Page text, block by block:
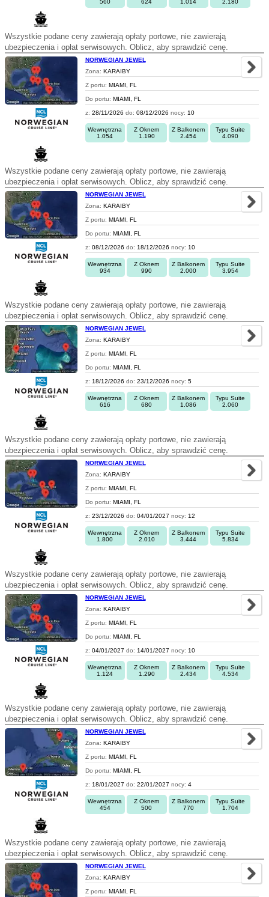
560 624 1.014 2.180
Wszystkie podane ceny zawierają opłaty portowe, nie zawierają
ubezpieczenia i opłat serwisowych. Oblicz, aby sprawdzić cenę.
NORWEGIAN JEWEL
Zona: KARAIBY
Z portu: MIAMI, FL
Do portu: MIAMI, FL
z: 28/11/2026 do: 08/12/2026 nocy: 10
Wewnętrzna
1.054
Z Oknem
1.190
Z Balkonem
2.454
Typu Suite
4.090
Wszystkie podane ceny zawierają opłaty portowe, nie zawierają
ubezpieczenia i opłat serwisowych. Oblicz, aby sprawdzić cenę.
NORWEGIAN JEWEL
Zona: KARAIBY
Z portu: MIAMI, FL
Do portu: MIAMI, FL
z: 08/12/2026 do: 18/12/2026 nocy: 10
Wewnętrzna
934
Z Oknem
990
Z Balkonem
2.000
Typu Suite
3.954
Wszystkie podane ceny zawierają opłaty portowe, nie zawierają
ubezpieczenia i opłat serwisowych. Oblicz, aby sprawdzić cenę.
NORWEGIAN JEWEL
Zona: KARAIBY
Z portu: MIAMI, FL
Do portu: MIAMI, FL
z: 18/12/2026 do: 23/12/2026 nocy: 5
Wewnętrzna
616
Z Oknem
680
Z Balkonem
1.086
Typu Suite
2.060
Wszystkie podane ceny zawierają opłaty portowe, nie zawierają
ubezpieczenia i opłat serwisowych. Oblicz, aby sprawdzić cenę.
NORWEGIAN JEWEL
Zona: KARAIBY
Z portu: MIAMI, FL
Do portu: MIAMI, FL
z: 23/12/2026 do: 04/01/2027 nocy: 12
Wewnętrzna
1.800
Z Oknem
2.010
Z Balkonem
3.444
Typu Suite
5.834
Wszystkie podane ceny zawierają opłaty portowe, nie zawierają
ubezpieczenia i opłat serwisowych. Oblicz, aby sprawdzić cenę.
NORWEGIAN JEWEL
Zona: KARAIBY
Z portu: MIAMI, FL
Do portu: MIAMI, FL
z: 04/01/2027 do: 14/01/2027 nocy: 10
Wewnętrzna
1.124
Z Oknem
1.290
Z Balkonem
2.434
Typu Suite
4.534
Wszystkie podane ceny zawierają opłaty portowe, nie zawierają
ubezpieczenia i opłat serwisowych. Oblicz, aby sprawdzić cenę.
NORWEGIAN JEWEL
Zona: KARAIBY
Z portu: MIAMI, FL
Do portu: MIAMI, FL
z: 18/01/2027 do: 22/01/2027 nocy: 4
Wewnętrzna
454
Z Oknem
500
Z Balkonem
770
Typu Suite
1.704
Wszystkie podane ceny zawierają opłaty portowe, nie zawierają
ubezpieczenia i opłat serwisowych. Oblicz, aby sprawdzić cenę.
NORWEGIAN JEWEL
Zona: KARAIBY
Z portu: MIAMI, FL